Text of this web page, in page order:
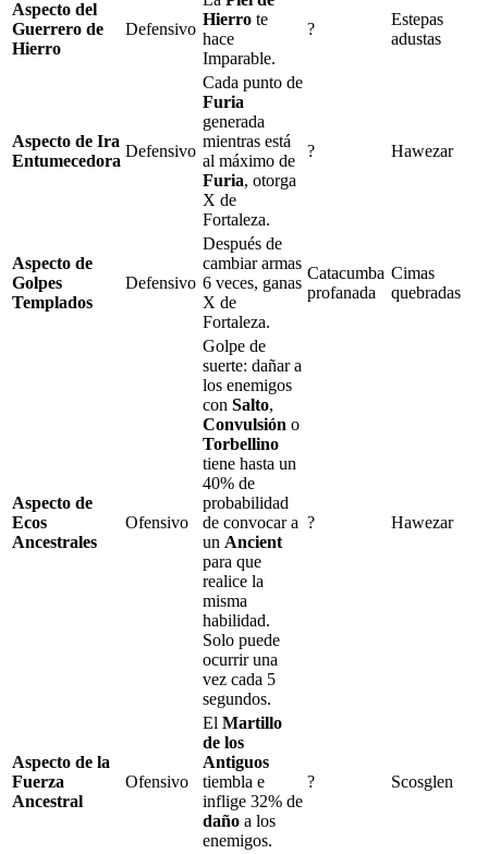
Aspecto del
Guerrero de
Hierro
Defensivo
Hierro te
hace
Imparable.
?
Estepas
adustas
Aspecto de Ira
Entumecedora
Defensivo
Cada punto de
Furia
generada
mientras está
al máximo de
Furia, otorga
X de
Fortaleza.
? Hawezar
Aspecto de
Golpes
Templados
Defensivo
Después de
cambiar armas
6 veces, ganas
X de
Fortaleza.
Catacumba
profanada
Cimas
quebradas
Aspecto de
Ecos
Ancestrales
Ofensivo
Golpe de
suerte: dañar a
los enemigos
con Salto,
Convulsión o
Torbellino
tiene hasta un
40% de
probabilidad
de convocar a
un Ancient
para que
realice la
misma
habilidad.
Solo puede
ocurrir una
vez cada 5
segundos.
? Hawezar
Aspecto de la
Fuerza
Ancestral
Ofensivo
El Martillo
de los
Antiguos
tiembla e
inflige 32% de
daño a los
enemigos.
? Scosglen